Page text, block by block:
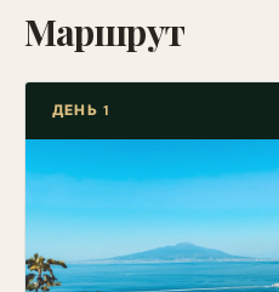
Маршрут
ДЕНЬ 1